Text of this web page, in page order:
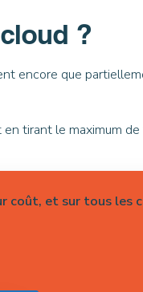
?
encore que
tirant le maximum
et sur tous les